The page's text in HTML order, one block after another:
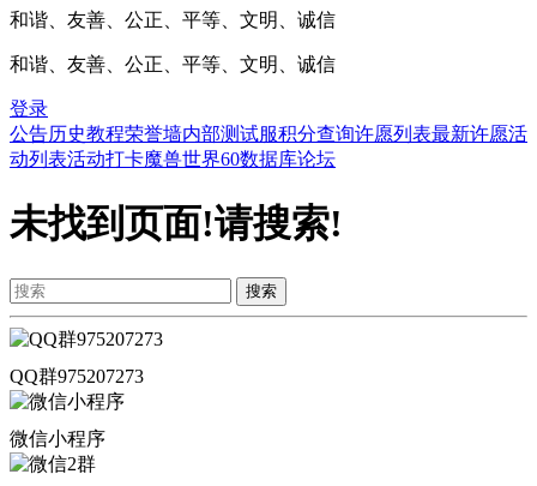
和谐、友善、公正、平等、文明、诚信
和谐、友善、公正、平等、文明、诚信
登录
公告历史教程荣誉墙内部测试服积分查询许愿列表最新许愿活
动列表活动打卡魔兽世界60数据库论坛
未找到页面!请搜索!
搜索
QQ群975207273
微信小程序